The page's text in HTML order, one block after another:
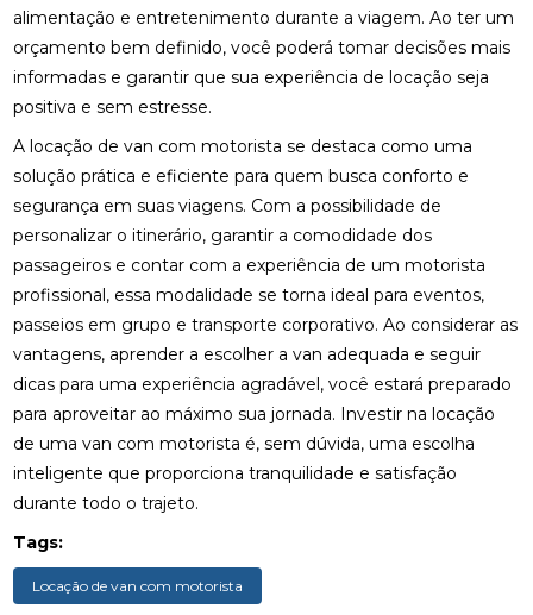
alimentação e entretenimento durante a viagem. Ao ter um
orçamento bem definido, você poderá tomar decisões mais
informadas e garantir que sua experiência de locação seja
positiva e sem estresse.
A locação de van com motorista se destaca como uma
solução prática e eficiente para quem busca conforto e
segurança em suas viagens. Com a possibilidade de
personalizar o itinerário, garantir a comodidade dos
passageiros e contar com a experiência de um motorista
profissional, essa modalidade se torna ideal para eventos,
passeios em grupo e transporte corporativo. Ao considerar as
vantagens, aprender a escolher a van adequada e seguir
dicas para uma experiência agradável, você estará preparado
para aproveitar ao máximo sua jornada. Investir na locação
de uma van com motorista é, sem dúvida, uma escolha
inteligente que proporciona tranquilidade e satisfação
durante todo o trajeto.
Tags:
Locação de van com motorista